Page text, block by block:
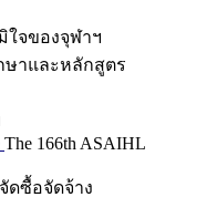
ใจของจุฬาฯ
ษาและหลักสูตร
The 166th ASAIHL
ดซื้อจัดจ้าง